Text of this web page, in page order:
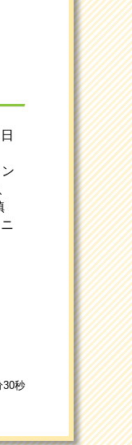
30秒